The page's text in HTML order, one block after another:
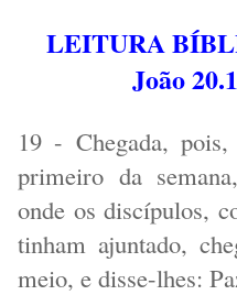
LEITURA
João
19 - Chegada,
primeiro da
onde os discípulos,
tinham ajuntado,
meio, e disse-lhes: